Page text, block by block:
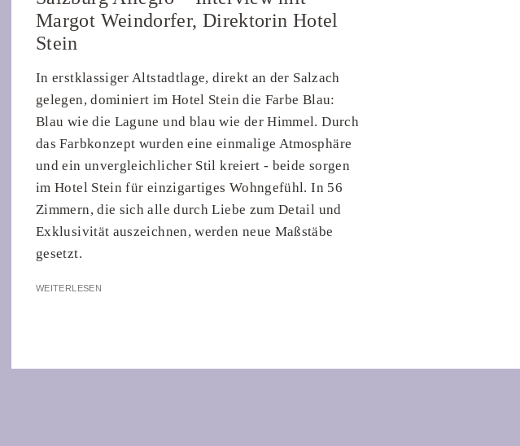
Margot Weindorfer, Direktorin Hotel
Stein
In erstklassiger Altstadtlage, direkt an der Salzach
gelegen, dominiert im Hotel Stein die Farbe Blau:
Blau wie die Lagune und blau wie der Himmel. Durch
das Farbkonzept wurden eine einmalige Atmosphäre
und ein unvergleichlicher Stil kreiert - beide sorgen
im Hotel Stein für einzigartiges Wohngefühl. In 56
Zimmern, die sich alle durch Liebe zum Detail und
Exklusivität auszeichnen, werden neue Maßstäbe
gesetzt.
WEITERLESEN